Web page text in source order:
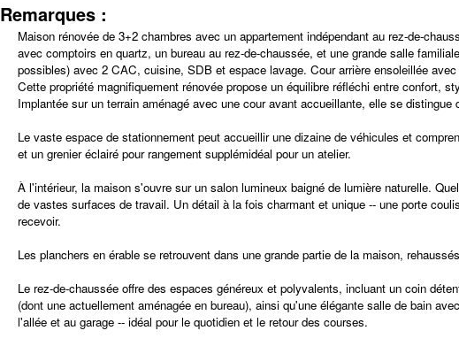
Remarques :
Maison rénovée de 3+2 chambres avec un appartement indépendant au rez-de-
avec comptoirs en quartz, un bureau au rez-de-chaussée, et une grande salle
possibles) avec 2 CAC, cuisine, SDB et espace lavage. Cour arrière ensoleillée
Cette propriété magnifiquement rénovée propose un équilibre réfléchi entre confort,
Implantée sur un terrain aménagé avec une cour avant accueillante, elle se distingue
Le vaste espace de stationnement peut accueillir une dizaine de véhicules et
et un grenier éclairé pour rangement supplémidéal pour un atelier.
À l'intérieur, la maison s'ouvre sur un salon lumineux baigné de lumière naturelle.
de vastes surfaces de travail. Un détail à la fois charmant et unique -- une porte
recevoir.
Les planchers en érable se retrouvent dans une grande partie de la maison,
Le rez-de-chaussée offre des espaces généreux et polyvalents, incluant un coin
(dont une actuellement aménagée en bureau), ainsi qu'une élégante salle de bain
l'allée et au garage -- idéal pour le quotidien et le retour des courses.